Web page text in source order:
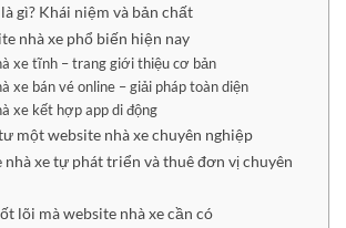
gì? Khái niệm và bản chất
nhà xe phổ biến hiện nay
xe tĩnh – trang giới thiệu cơ bản
xe bán vé online – giải pháp toàn diện
xe kết hợp app di động
một website nhà xe chuyên nghiệp
nhà xe tự phát triển và thuê đơn vị chuyên
lõi mà website nhà xe cần có